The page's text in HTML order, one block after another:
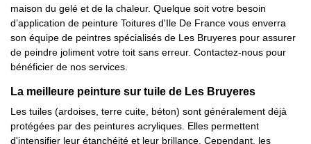
maison du gelé et de la chaleur. Quelque soit votre besoin
d’application de peinture Toitures d'Ile De France vous enverra
son équipe de peintres spécialisés de Les Bruyeres pour assurer
de peindre joliment votre toit sans erreur. Contactez-nous pour
bénéficier de nos services.
La meilleure peinture sur tuile de Les Bruyeres
Les tuiles (ardoises, terre cuite, béton) sont généralement déjà
protégées par des peintures acryliques. Elles permettent
d'intensifier leur étanchéité et leur brillance. Cependant, les